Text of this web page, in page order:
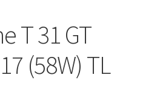
T 31 GT
(58W) TL